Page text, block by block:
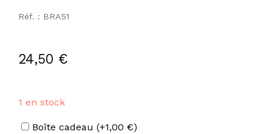
Réf. : BRA51
24,50 €
1 en stock
Options
Boîte cadeau (+1,00 €)